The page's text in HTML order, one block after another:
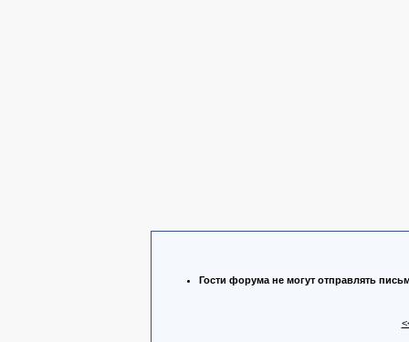
Гости форума не могут отправлять